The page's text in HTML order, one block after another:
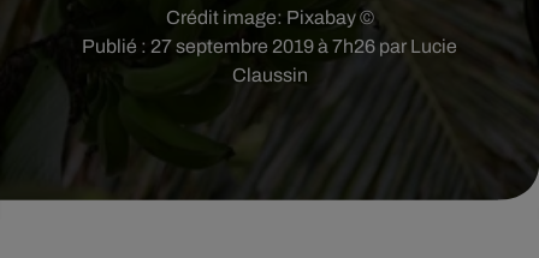
Publié : 27 septembre 2019 à 7h26 par Lucie
Claussin
Crédit image: Pixabay ©